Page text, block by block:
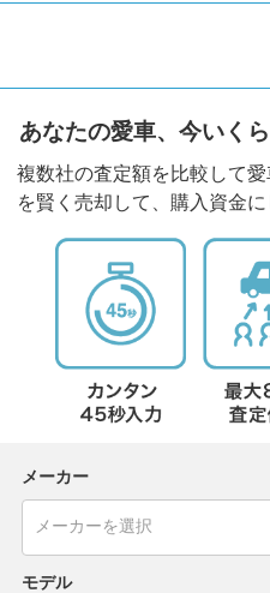
あなたの愛車、今いく
複数社の査定額を比較して
を賢く売却して、購入資金に
メーカー
モデル